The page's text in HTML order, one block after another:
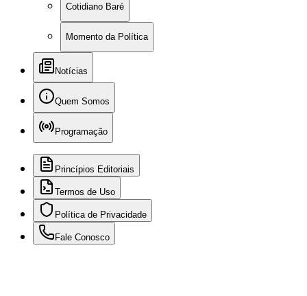
Cotidiano Baré
Momento da Política
Notícias
Quem Somos
Programação
Princípios Editoriais
Termos de Uso
Política de Privacidade
Fale Conosco